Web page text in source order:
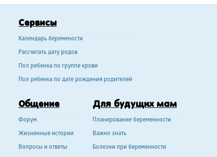
Сервисы
Календарь беремености
Рассчитать дату родов
Пол ребенка по группе крови
Пол ребенка по дате рождения родителей
Общение
Форум
Жизненные истории
Вопросы и ответы
Для будущих мам
Планирование беременности
Важно знать
Болезни при беременности